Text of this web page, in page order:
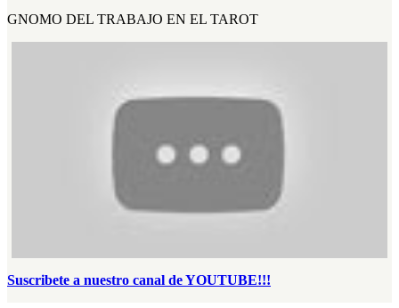
GNOMO DEL TRABAJO EN EL TAROT
Suscribete a nuestro canal de YOUTUBE!!!